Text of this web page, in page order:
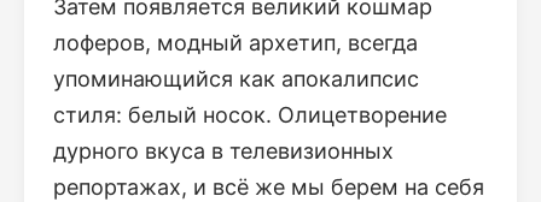
Затем появляется великий кошмар
лоферов, модный архетип, всегда
упоминающийся как апокалипсис
стиля: белый носок. Олицетворение
дурного вкуса в телевизионных
репортажах, и всё же мы берем на себя